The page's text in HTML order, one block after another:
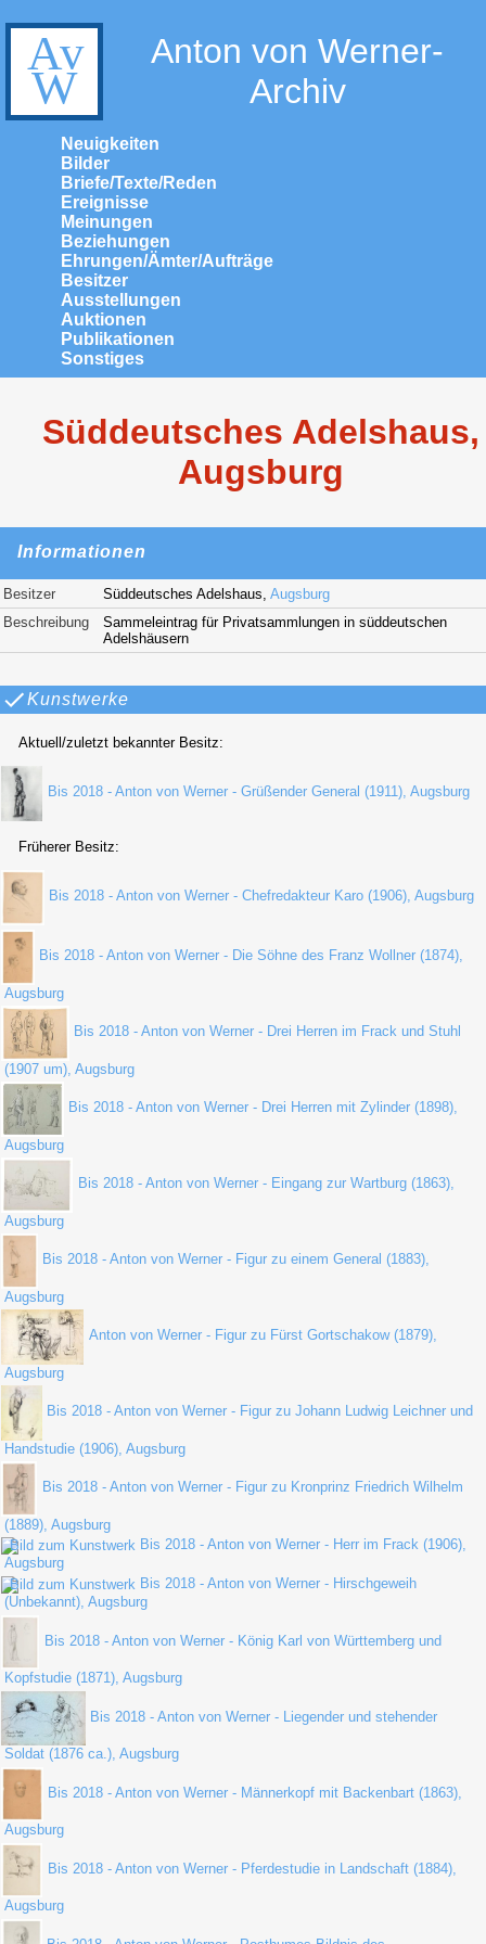
Anton von Werner-
Archiv
Neuigkeiten
Bilder
Briefe/Texte/Reden
Ereignisse
Meinungen
Beziehungen
Ehrungen/Ämter/Aufträge
Besitzer
Ausstellungen
Auktionen
Publikationen
Sonstiges
Süddeutsches Adelshaus,
Augsburg
Informationen
Besitzer Süddeutsches Adelshaus,Augsburg
Beschreibung
Sammeleintrag für Privatsammlungen in süddeutschen
Adelshäusern
Kunstwerke
Aktuell/zuletzt bekannter Besitz:
Bis 2018 - Anton von Werner - Grüßender General (1911), Augsburg
Früherer Besitz:
Bis 2018 - Anton von Werner - Chefredakteur Karo (1906), Augsburg
Bis 2018 - Anton von Werner - Die Söhne des Franz Wollner (1874),
Augsburg
Bis 2018 - Anton von Werner - Drei Herren im Frack und Stuhl
(1907 um), Augsburg
Bis 2018 - Anton von Werner - Drei Herren mit Zylinder (1898),
Augsburg
Bis 2018 - Anton von Werner - Eingang zur Wartburg (1863),
Augsburg
Bis 2018 - Anton von Werner - Figur zu einem General (1883),
Augsburg
Anton von Werner - Figur zu Fürst Gortschakow (1879),
Augsburg
Bis 2018 - Anton von Werner - Figur zu Johann Ludwig Leichner und
Handstudie (1906), Augsburg
Bis 2018 - Anton von Werner - Figur zu Kronprinz Friedrich Wilhelm
(1889), Augsburg
Bis 2018 - Anton von Werner - Herr im Frack (1906),
Augsburg
Bis 2018 - Anton von Werner - Hirschgeweih
(Unbekannt), Augsburg
Bis 2018 - Anton von Werner - König Karl von Württemberg und
Kopfstudie (1871), Augsburg
Bis 2018 - Anton von Werner - Liegender und stehender
Soldat (1876 ca.), Augsburg
Bis 2018 - Anton von Werner - Männerkopf mit Backenbart (1863),
Augsburg
Bis 2018 - Anton von Werner - Pferdestudie in Landschaft (1884),
Augsburg